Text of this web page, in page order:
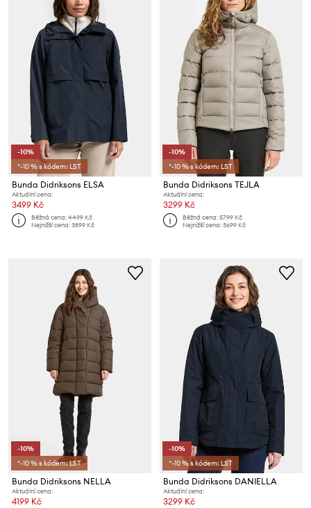
-10%
*-10 % s kódem: LST
Bunda Didriksons ELSA
Aktuální cena:
3499 Kč
Běžná cena:4499 Kč
Nejnižší cena:3899 Kč
-10%
*-10 % s kódem: LST
Bunda Didriksons TEJLA
Aktuální cena:
3299 Kč
Běžná cena:5799 Kč
Nejnižší cena:3699 Kč
-10%
*-10 % s kódem: LST
Bunda Didriksons NELLA
Aktuální cena:
4199 Kč
-10%
*-10 % s kódem: LST
Bunda Didriksons DANIELLA
Aktuální cena:
3299 Kč